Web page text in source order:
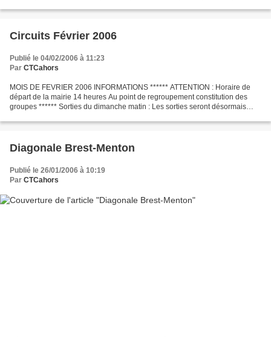
Circuits Février 2006
Publié le 04/02/2006 à 11:23
Par CTCahors
MOIS DE FEVRIER 2006 INFORMATIONS ****** ATTENTION : Horaire de
départ de la mairie 14 heures Au point de regroupement constitution des
groupes ****** Sorties du dimanche matin : Les sorties seront désormais
Diagonale Brest-Menton
Publié le 26/01/2006 à 10:19
Par CTCahors